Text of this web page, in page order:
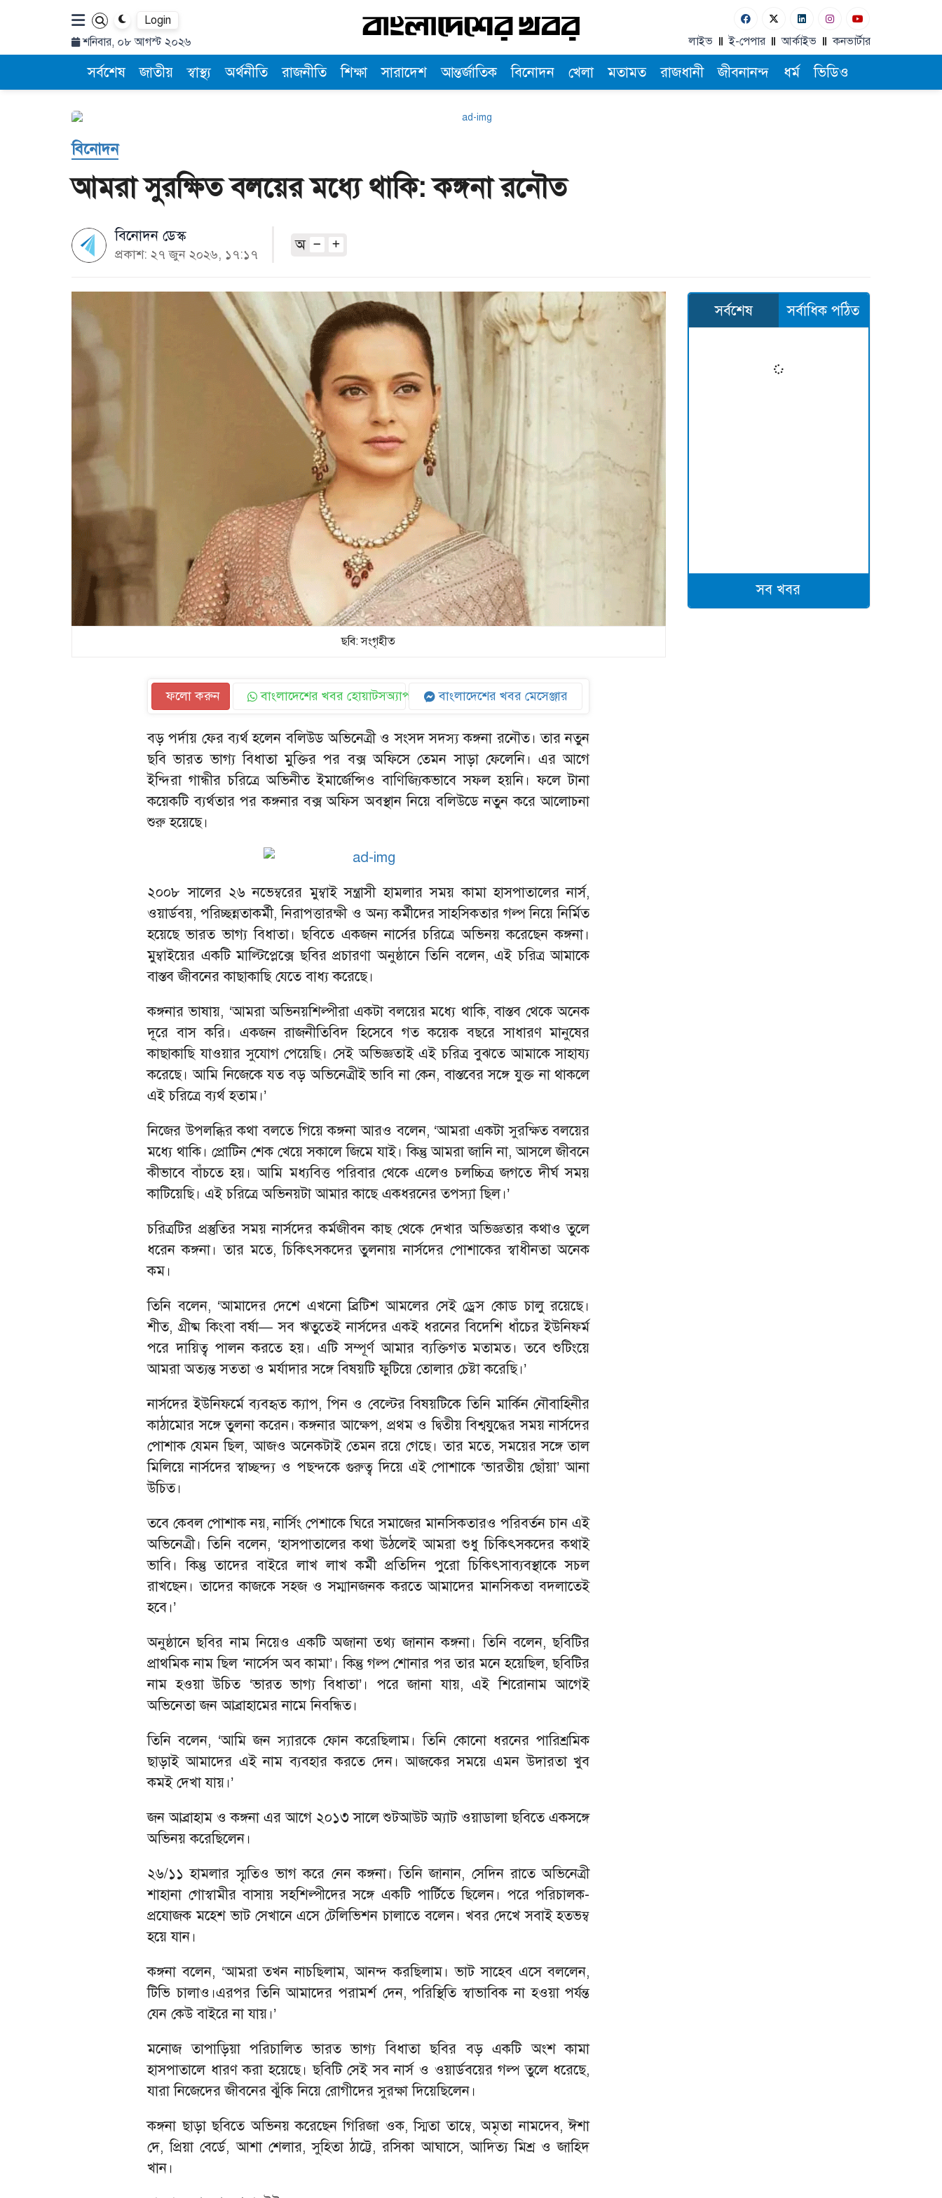
Login
শনিবার, ০৮ আগস্ট ২০২৬
লাইভ ই-পেপার আর্কাইভ কনভার্টার
সর্বশেষ জাতীয় স্বাস্থ্য অর্থনীতি রাজনীতি শিক্ষা সারাদেশ আন্তর্জাতিক বিনোদন খেলা মতামত রাজধানী জীবনানন্দ ধর্ম ভিডিও
বিনোদন
আমরা সুরক্ষিত বলয়ের মধ্যে থাকি: কঙ্গনা রনৌত
বিনোদন ডেস্ক
প্রকাশ: ২৭ জুন ২০২৬, ১৭:১৭
অ
ছবি: সংগৃহীত
ফলো করুন বাংলাদেশের খবর হোয়াটসঅ্যাপ বাংলাদেশের খবর মেসেঞ্জার
বড় পর্দায় ফের ব্যর্থ হলেন বলিউড অভিনেত্রী ও সংসদ সদস্য কঙ্গনা রনৌত। তার নতুন
ছবি ভারত ভাগ্য বিধাতা মুক্তির পর বক্স অফিসে তেমন সাড়া ফেলেনি। এর আগে
ইন্দিরা গান্ধীর চরিত্রে অভিনীত ইমার্জেন্সিও বাণিজ্যিকভাবে সফল হয়নি। ফলে টানা
কয়েকটি ব্যর্থতার পর কঙ্গনার বক্স অফিস অবস্থান নিয়ে বলিউডে নতুন করে আলোচনা
শুরু হয়েছে।
২০০৮ সালের ২৬ নভেম্বরের মুম্বাই সন্ত্রাসী হামলার সময় কামা হাসপাতালের নার্স,
ওয়ার্ডবয়, পরিচ্ছন্নতাকর্মী, নিরাপত্তারক্ষী ও অন্য কর্মীদের সাহসিকতার গল্প নিয়ে নির্মিত
হয়েছে ভারত ভাগ্য বিধাতা। ছবিতে একজন নার্সের চরিত্রে অভিনয় করেছেন কঙ্গনা।
মুম্বাইয়ের একটি মাল্টিপ্লেক্সে ছবির প্রচারণা অনুষ্ঠানে তিনি বলেন, এই চরিত্র আমাকে
বাস্তব জীবনের কাছাকাছি যেতে বাধ্য করেছে।
কঙ্গনার ভাষায়, ‘আমরা অভিনয়শিল্পীরা একটা বলয়ের মধ্যে থাকি, বাস্তব থেকে অনেক
দূরে বাস করি। একজন রাজনীতিবিদ হিসেবে গত কয়েক বছরে সাধারণ মানুষের
কাছাকাছি যাওয়ার সুযোগ পেয়েছি। সেই অভিজ্ঞতাই এই চরিত্র বুঝতে আমাকে সাহায্য
করেছে। আমি নিজেকে যত বড় অভিনেত্রীই ভাবি না কেন, বাস্তবের সঙ্গে যুক্ত না থাকলে
এই চরিত্রে ব্যর্থ হতাম।’
নিজের উপলব্ধির কথা বলতে গিয়ে কঙ্গনা আরও বলেন, ‘আমরা একটা সুরক্ষিত বলয়ের
মধ্যে থাকি। প্রোটিন শেক খেয়ে সকালে জিমে যাই। কিন্তু আমরা জানি না, আসলে জীবনে
কীভাবে বাঁচতে হয়। আমি মধ্যবিত্ত পরিবার থেকে এলেও চলচ্চিত্র জগতে দীর্ঘ সময়
কাটিয়েছি। এই চরিত্রে অভিনয়টা আমার কাছে একধরনের তপস্যা ছিল।’
চরিত্রটির প্রস্তুতির সময় নার্সদের কর্মজীবন কাছ থেকে দেখার অভিজ্ঞতার কথাও তুলে
ধরেন কঙ্গনা। তার মতে, চিকিৎসকদের তুলনায় নার্সদের পোশাকের স্বাধীনতা অনেক
কম।
তিনি বলেন, ‘আমাদের দেশে এখনো ব্রিটিশ আমলের সেই ড্রেস কোড চালু রয়েছে।
শীত, গ্রীষ্ম কিংবা বর্ষা— সব ঋতুতেই নার্সদের একই ধরনের বিদেশি ধাঁচের ইউনিফর্ম
পরে দায়িত্ব পালন করতে হয়। এটি সম্পূর্ণ আমার ব্যক্তিগত মতামত। তবে শুটিংয়ে
আমরা অত্যন্ত সততা ও মর্যাদার সঙ্গে বিষয়টি ফুটিয়ে তোলার চেষ্টা করেছি।’
নার্সদের ইউনিফর্মে ব্যবহৃত ক্যাপ, পিন ও বেল্টের বিষয়টিকে তিনি মার্কিন নৌবাহিনীর
কাঠামোর সঙ্গে তুলনা করেন। কঙ্গনার আক্ষেপ, প্রথম ও দ্বিতীয় বিশ্বযুদ্ধের সময় নার্সদের
পোশাক যেমন ছিল, আজও অনেকটাই তেমন রয়ে গেছে। তার মতে, সময়ের সঙ্গে তাল
মিলিয়ে নার্সদের স্বাচ্ছন্দ্য ও পছন্দকে গুরুত্ব দিয়ে এই পোশাকে ‘ভারতীয় ছোঁয়া’ আনা
উচিত।
তবে কেবল পোশাক নয়, নার্সিং পেশাকে ঘিরে সমাজের মানসিকতারও পরিবর্তন চান এই
অভিনেত্রী। তিনি বলেন, ‘হাসপাতালের কথা উঠলেই আমরা শুধু চিকিৎসকদের কথাই
ভাবি। কিন্তু তাদের বাইরে লাখ লাখ কর্মী প্রতিদিন পুরো চিকিৎসাব্যবস্থাকে সচল
রাখছেন। তাদের কাজকে সহজ ও সম্মানজনক করতে আমাদের মানসিকতা বদলাতেই
হবে।’
অনুষ্ঠানে ছবির নাম নিয়েও একটি অজানা তথ্য জানান কঙ্গনা। তিনি বলেন, ছবিটির
প্রাথমিক নাম ছিল ‘নার্সেস অব কামা’। কিন্তু গল্প শোনার পর তার মনে হয়েছিল, ছবিটির
নাম হওয়া উচিত ‘ভারত ভাগ্য বিধাতা’। পরে জানা যায়, এই শিরোনাম আগেই
অভিনেতা জন আব্রাহামের নামে নিবন্ধিত।
তিনি বলেন, ‘আমি জন স্যারকে ফোন করেছিলাম। তিনি কোনো ধরনের পারিশ্রমিক
ছাড়াই আমাদের এই নাম ব্যবহার করতে দেন। আজকের সময়ে এমন উদারতা খুব
কমই দেখা যায়।’
জন আব্রাহাম ও কঙ্গনা এর আগে ২০১৩ সালে শুটআউট অ্যাট ওয়াডালা ছবিতে একসঙ্গে
অভিনয় করেছিলেন।
২৬/১১ হামলার স্মৃতিও ভাগ করে নেন কঙ্গনা। তিনি জানান, সেদিন রাতে অভিনেত্রী
শাহানা গোস্বামীর বাসায় সহশিল্পীদের সঙ্গে একটি পার্টিতে ছিলেন। পরে পরিচালক-
প্রযোজক মহেশ ভাট সেখানে এসে টেলিভিশন চালাতে বলেন। খবর দেখে সবাই হতভম্ব
হয়ে যান।
কঙ্গনা বলেন, ‘আমরা তখন নাচছিলাম, আনন্দ করছিলাম। ভাট সাহেব এসে বললেন,
টিভি চালাও।এরপর তিনি আমাদের পরামর্শ দেন, পরিস্থিতি স্বাভাবিক না হওয়া পর্যন্ত
যেন কেউ বাইরে না যায়।’
মনোজ তাপাড়িয়া পরিচালিত ভারত ভাগ্য বিধাতা ছবির বড় একটি অংশ কামা
হাসপাতালে ধারণ করা হয়েছে। ছবিটি সেই সব নার্স ও ওয়ার্ডবয়ের গল্প তুলে ধরেছে,
যারা নিজেদের জীবনের ঝুঁকি নিয়ে রোগীদের সুরক্ষা দিয়েছিলেন।
কঙ্গনা ছাড়া ছবিতে অভিনয় করেছেন গিরিজা ওক, স্মিতা তাম্বে, অমৃতা নামদেব, ঈশা
দে, প্রিয়া বের্ডে, আশা শেলার, সুহিতা ঠাট্টে, রসিকা আঘাসে, আদিত্য মিশ্র ও জাহিদ
খান।
সর্বশেষ সর্বাধিক পঠিত
সব খবর